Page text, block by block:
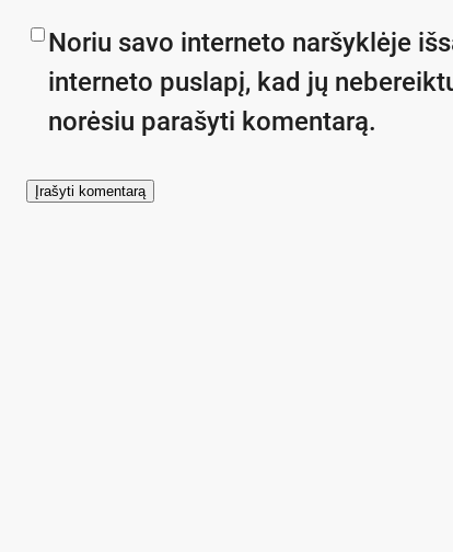
Noriu savo interneto naršyklėje
interneto puslapį, kad jų
norėsiu parašyti komentarą.